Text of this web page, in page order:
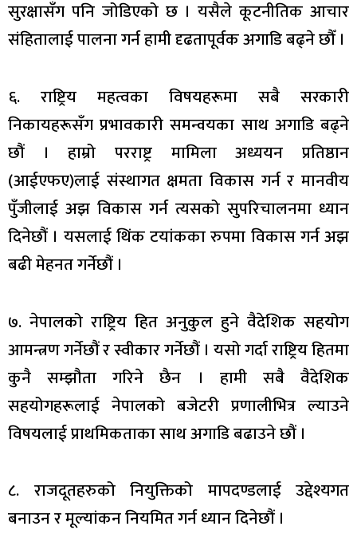
सुरक्षासँग पनि जोडिएको छ । यसैले कूटनीतिक आचार
संहितालाई पालना गर्न हामी दृढतापूर्वक अगाडि बढ्ने छौँ ।
६. राष्ट्रिय महत्वका विषयहरूमा सबै सरकारी
निकायहरूसँग प्रभावकारी समन्वयका साथ अगाडि बढ्ने
छौं । हाम्रो परराष्ट्र मामिला अध्ययन प्रतिष्ठान
(आईएफए)लाई संस्थागत क्षमता विकास गर्न र मानवीय
पुँजीलाई अझ विकास गर्न त्यसको सुपरिचालनमा ध्यान
दिनेछौं । यसलाई थिंक टयांकका रुपमा विकास गर्न अझ
बढी मेहनत गर्नेछौं ।
७. नेपालको राष्ट्रिय हित अनुकुल हुने वैदेशिक सहयोग
आमन्त्रण गर्नेछौं र स्वीकार गर्नेछौं । यसो गर्दा राष्ट्रिय हितमा
कुनै सम्झौता गरिने छैन । हामी सबै वैदेशिक
सहयोगहरूलाई नेपालको बजेटरी प्रणालीभित्र ल्याउने
विषयलाई प्राथमिकताका साथ अगाडि बढाउने छौं ।
८. राजदूतहरुको नियुक्तिको मापदण्डलाई उद्देश्यगत
बनाउन र मूल्यांकन नियमित गर्न ध्यान दिनेछौं ।